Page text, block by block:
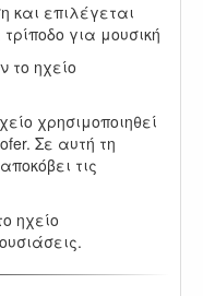
και επιλέγεται
για μουσική
το ηχείο
χρησιμοποιηθεί
Σε αυτή τη
τις
ηχείο